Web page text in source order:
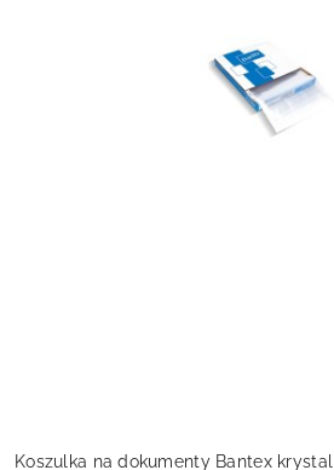
Koszulka na dokumenty Bantex